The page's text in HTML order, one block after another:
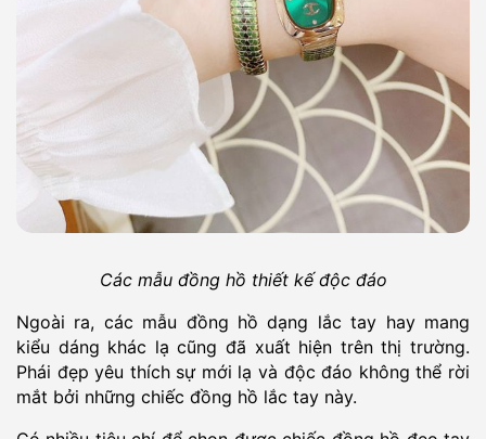
Các mẫu đồng hồ thiết kế độc đáo
Ngoài ra, các mẫu đồng hồ dạng lắc tay hay mang
kiểu dáng khác lạ cũng đã xuất hiện trên thị trường.
Phái đẹp yêu thích sự mới lạ và độc đáo không thể rời
mắt bởi những chiếc đồng hồ lắc tay này.